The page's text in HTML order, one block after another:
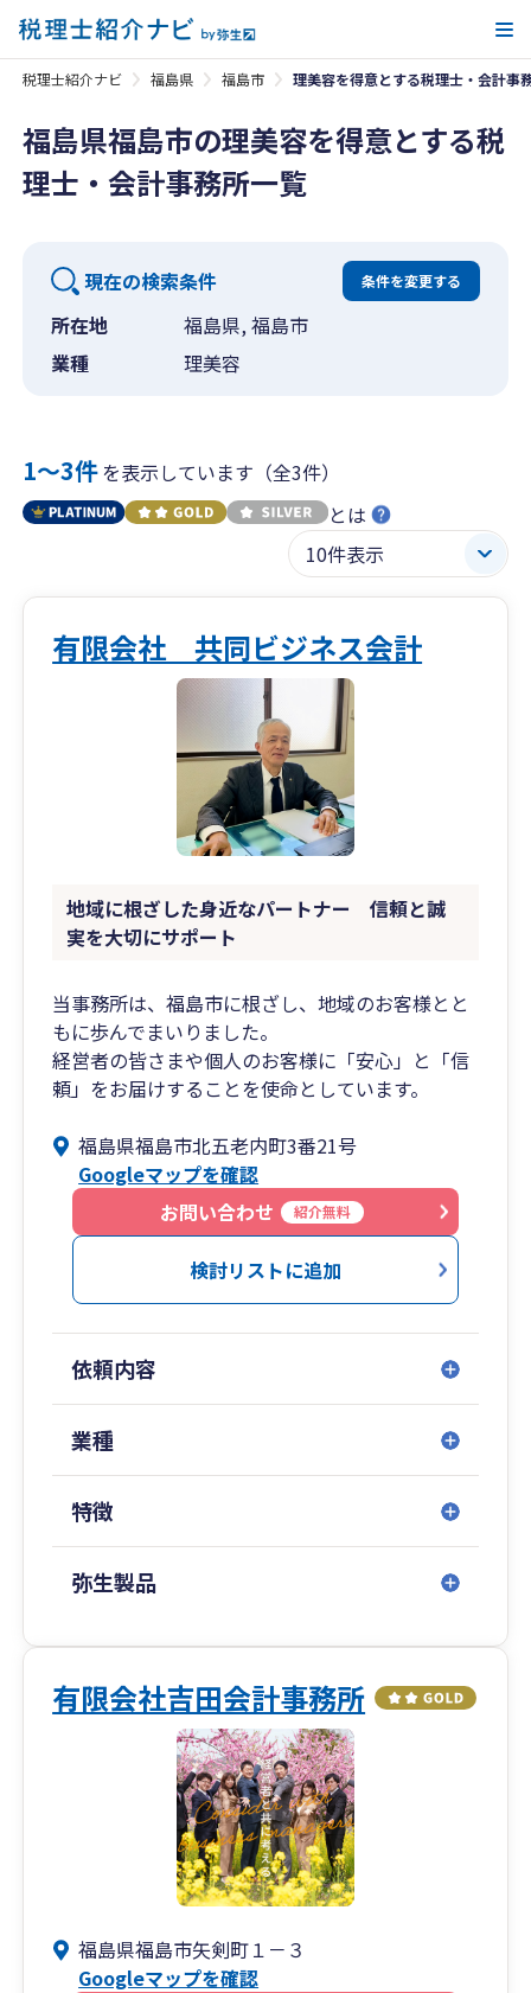
税理士紹介ナビ 福島県 福島市 理美容を得意とする税理士・会計事
福島県福島市の理美容を得意とする税
理士・会計事務所一覧
現在の検索条件 条件を変更する
所在地
福島県, 福島市
業種
理美容
1〜3件を表示しています（全3件）
とは
有限会社 共同ビジネス会計
地域に根ざした身近なパートナー 信頼と誠
実を大切にサポート
当事務所は、福島市に根ざし、地域のお客様とと
もに歩んでまいりました。
経営者の皆さまや個人のお客様に「安心」と「信
頼」をお届けすることを使命としています。
福島県福島市北五老内町3番21号
Googleマップを確認
お問い合わせ
紹介無料
検討リストに追加
依頼内容
業種
特徴
弥生製品
有限会社吉田会計事務所
福島県福島市矢剣町１－３
Googleマップを確認